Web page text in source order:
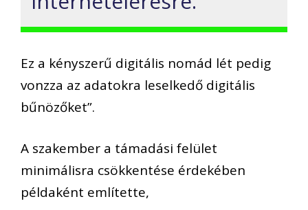
Ez a kényszerű digitális nomád lét pedig
vonzza az adatokra leselkedő digitális
bűnözőket”.
A szakember a támadási felület
minimálisra csökkentése érdekében
példaként említette,